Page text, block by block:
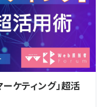
ケティング」超活